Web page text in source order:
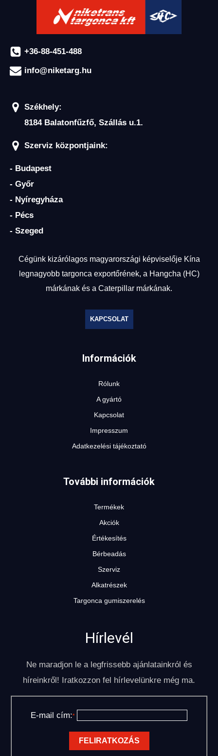
+36-88-451-488
info@niketarg.hu
Székhely:
8184 Balatonfűzfő, Szállás u.1.
Szerviz központjaink:
- Budapest
- Győr
- Nyíregyháza
- Pécs
- Szeged
Cégünk kizárólagos magyarországi képviselője Kína
legnagyobb targonca exportőrének, a Hangcha (HC)
márkának és a Caterpillar márkának.
KAPCSOLAT
Információk
Rólunk
A gyártó
Kapcsolat
Impresszum
Adatkezelési tájékoztató
További információk
Termékek
Akciók
Értékesítés
Bérbeadás
Szerviz
Alkatrészek
Targonca gumiszerelés
Hírlevél
Ne maradjon le a legfrissebb ajánlatainkról és
híreinkről! Iratkozzon fel hírlevelünkre még ma.
E-mail cím:*